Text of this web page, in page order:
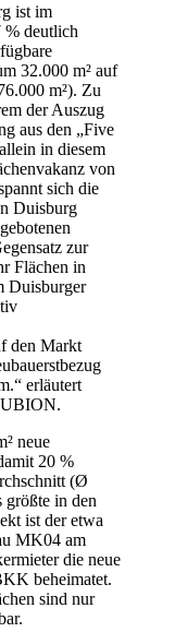
ist im
% deutlich
32.000 m² auf
m²). Zu
der Auszug
aus den „Five
in diesem
von
sich die
Duisburg
zur
Flächen in
Duisburger
den Markt
erläutert
neue
20 %
(Ø
größte in den
ist der etwa
MK04 am
die neue
beheimatet.
sind nur